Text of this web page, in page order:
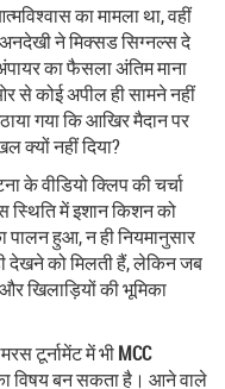
का मामला था, वहीं
ने मिक्सड सिग्नल्स दे
का फैसला अंतिम माना
से कोई अपील ही सामने नहीं
गया कि आखिर मैदान पर
क्यों नहीं दिया?
के वीडियो क्लिप की चर्चा
स्थिति में इशान किशन को
पालन हुआ, न ही नियमानुसार
देखने को मिलती हैं, लेकिन जब
खिलाड़ियों की भूमिका
टूर्नामेंट में भीMCC
विषय बन सकता है। आने वाले